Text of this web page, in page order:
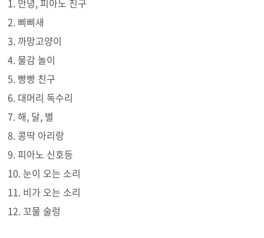
1. 안녕, 피아노 친구
2. 삐삐새
3. 까망고양이
4. 물감 놀이
5. 빵빵 친구
6. 대머리 독수리
7. 해, 달, 별
8. 콩딱 아리랑
9. 피아노 신호등
10. 눈이 오는 소리
11. 비가 오는 소리
12. 꼬물 술렁